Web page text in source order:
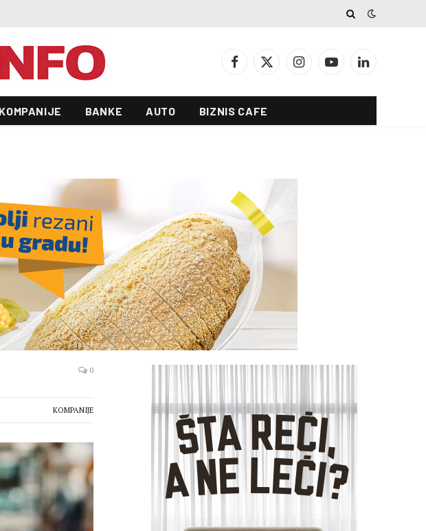
Facebook
X
InstagramYouTubeLinkedIn
KOMPANIJE BANKE AUTO BIZNIS CAFE
0
KOMPANIJE